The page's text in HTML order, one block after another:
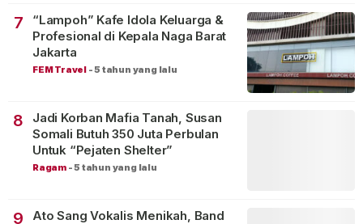
7
“Lampoh” Kafe Idola Keluarga &
Profesional di Kepala Naga Barat
Jakarta
FEM Travel -5 tahun yang lalu
8
Jadi Korban Mafia Tanah, Susan
Somali Butuh 350 Juta Perbulan
Untuk “Pejaten Shelter”
Ragam -5 tahun yang lalu
9
Ato Sang Vokalis Menikah, Band